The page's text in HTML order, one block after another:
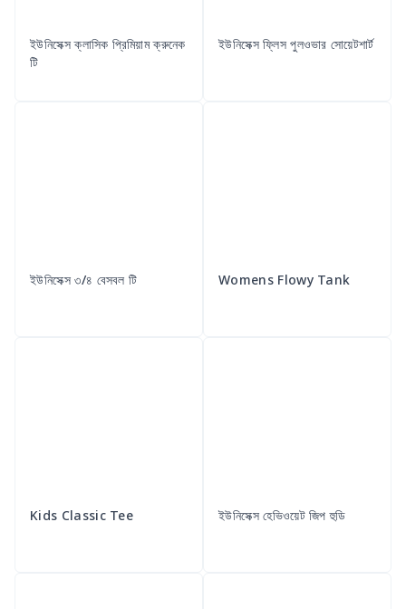
ইউনিসেক্স ক্লাসিক প্রিমিয়াম ক্রুনেক
টি
ইউনিসেক্স ফ্লিস পুলওভার সোয়েটশার্ট
ইউনিসেক্স ৩/৪ বেসবল টি Womens Flowy Tank
Kids Classic Tee ইউনিসেক্স হেভিওয়েট জিপ হুডি